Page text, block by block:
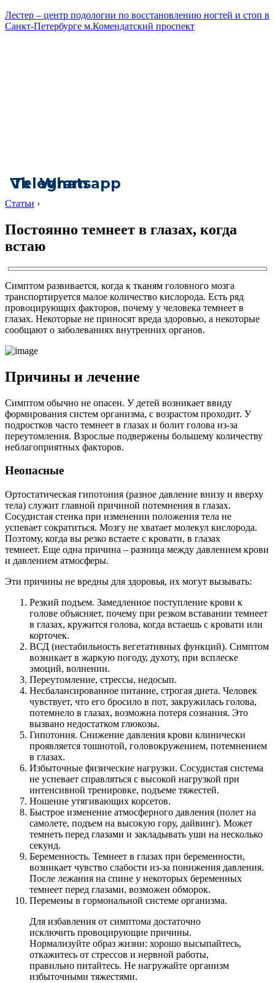
Лестер – центр подологии по восстановлению ногтей и стоп в
Санкт-Петербурге м.Комендатский проспект
Vk
Telegram
Whatsapp
Статьи ›
Постоянно темнеет в глазах, когда
встаю
Симптом развивается, когда к тканям головного мозга
транспортируется малое количество кислорода. Есть ряд
провоцирующих факторов, почему у человека темнеет в
глазах. Некоторые не приносят вреда здоровью, а некоторые
сообщают о заболеваниях внутренних органов.
Причины и лечение
Симптом обычно не опасен. У детей возникает ввиду
формирования систем организма, с возрастом проходит. У
подростков часто темнеет в глазах и болит голова из-за
переутомления. Взрослые подвержены большему количеству
неблагоприятных факторов.
Неопасные
Ортостатическая гипотония (разное давление внизу и вверху
тела) служит главной причиной потемнения в глазах.
Сосудистая стенка при изменении положения тела не
успевает сократиться. Мозгу не хватает молекул кислорода.
Поэтому, когда вы резко встаете с кровати, в глазах
темнеет. Еще одна причина – разница между давлением крови
и давлением атмосферы.
Эти причины не вредны для здоровья, их могут вызывать:
Резкий подъем. Замедленное поступление крови к
голове объясняет, почему при резком вставании темнеет
в глазах, кружится голова, когда встаешь с кровати или
корточек.
ВСД (нестабильность вегетативных функций). Симптом
возникает в жаркую погоду, духоту, при всплеске
эмоций, волнении.
Переутомление, стрессы, недосып.
Несбалансированное питание, строгая диета. Человек
чувствует, что его бросило в пот, закружилась голова,
потемнело в глазах, возможна потеря сознания. Это
вызвано недостатком глюкозы.
Гипотония. Снижение давления крови клинически
проявляется тошнотой, головокружением, потемнением
в глазах.
Избыточные физические нагрузки. Сосудистая система
не успевает справляться с высокой нагрузкой при
интенсивной тренировке, подъеме тяжестей.
Ношение утягивающих корсетов.
Быстрое изменение атмосферного давления (полет на
самолете, подъем на высокую гору, дайвинг). Может
темнеть перед глазами и закладывать уши на несколько
секунд.
Беременность. Темнеет в глазах при беременности,
возникает чувство слабости из-за понижения давления.
После лежания на спине у некоторых беременных
темнеет перед глазами, возможен обморок.
Перемены в гормональной системе организма.
Для избавления от симптома достаточно
исключить провоцирующие причины.
Нормализуйте образ жизни: хорошо высыпайтесь,
откажитесь от стрессов и нервной работы,
правильно питайтесь. Не нагружайте организм
избыточными тяжестями.